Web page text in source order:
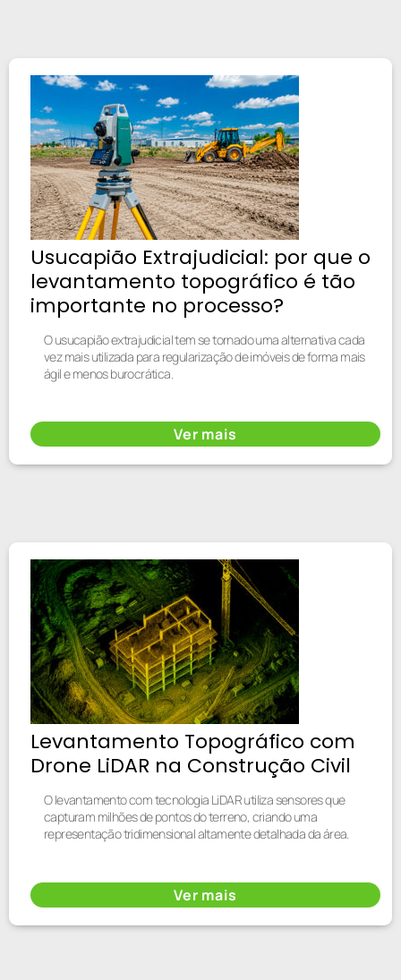
Usucapião Extrajudicial: por que o
levantamento topográfico é tão
importante no processo?
O usucapião extrajudicial tem se tornado uma alternativa cada
vez mais utilizada para regularização de imóveis de forma mais
ágil e menos burocrática.
Ver mais
Levantamento Topográfico com
Drone LiDAR na Construção Civil
O levantamento com tecnologia LiDAR utiliza sensores que
capturam milhões de pontos do terreno, criando uma
representação tridimensional altamente detalhada da área.
Ver mais